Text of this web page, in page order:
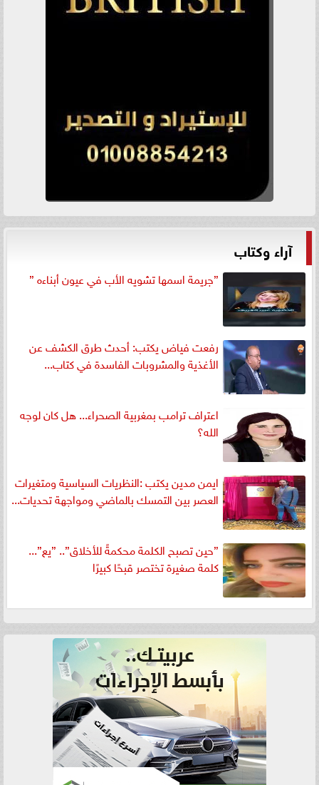
آراء وكتاب
”جريمة اسمها تشويه الأب في عيون أبناءه ”
رفعت فياض يكتب: أحدث طرق الكشف عن
الأغذية والمشروبات الفاسدة في كتاب...
اعتراف ترامب بمغربية الصحراء... هل كان لوجه
الله؟
ايمن مدين يكتب :النظريات السياسية ومتغيرات
العصر بين التمسك بالماضي ومواجهة تحديات...
”حين تصبح الكلمة محكمةً للأخلاق”.. ”يع”...
كلمة صغيرة تختصر قبحًا كبيرًا